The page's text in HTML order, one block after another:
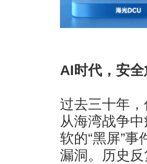
AI时代，安
过去三十年
从海湾战争
软的“黑屏”
漏洞。历史